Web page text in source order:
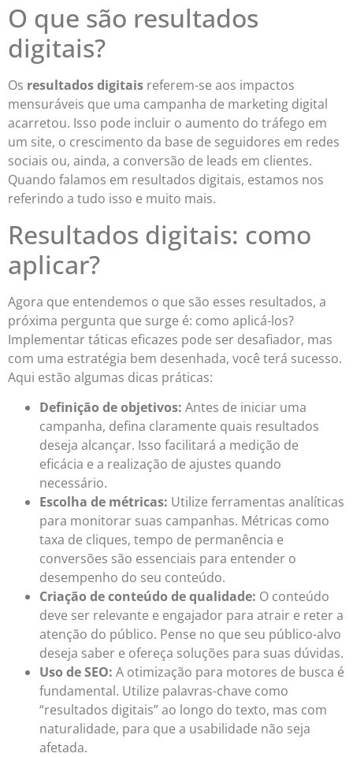
O que são resultados
digitais?
Os resultados digitais referem-se aos impactos
mensuráveis que uma campanha de marketing digital
acarretou. Isso pode incluir o aumento do tráfego em
um site, o crescimento da base de seguidores em redes
sociais ou, ainda, a conversão de leads em clientes.
Quando falamos em resultados digitais, estamos nos
referindo a tudo isso e muito mais.
Resultados digitais: como
aplicar?
Agora que entendemos o que são esses resultados, a
próxima pergunta que surge é: como aplicá-los?
Implementar táticas eficazes pode ser desafiador, mas
com uma estratégia bem desenhada, você terá sucesso.
Aqui estão algumas dicas práticas:
Definição de objetivos: Antes de iniciar uma
campanha, defina claramente quais resultados
deseja alcançar. Isso facilitará a medição de
eficácia e a realização de ajustes quando
necessário.
Escolha de métricas: Utilize ferramentas analíticas
para monitorar suas campanhas. Métricas como
taxa de cliques, tempo de permanência e
conversões são essenciais para entender o
desempenho do seu conteúdo.
Criação de conteúdo de qualidade: O conteúdo
deve ser relevante e engajador para atrair e reter a
atenção do público. Pense no que seu público-alvo
deseja saber e ofereça soluções para suas dúvidas.
Uso de SEO: A otimização para motores de busca é
fundamental. Utilize palavras-chave como
“resultados digitais” ao longo do texto, mas com
naturalidade, para que a usabilidade não seja
afetada.